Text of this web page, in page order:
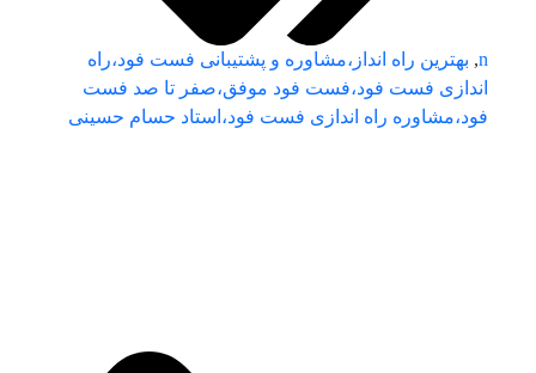
n
, بهترین راه انداز،مشاوره و پشتیبانی فست فود،راه
اندازی فست فود،فست فود موفق،صفر تا صد فست
فود،مشاوره راه اندازی فست فود،استاد حسام حسینی